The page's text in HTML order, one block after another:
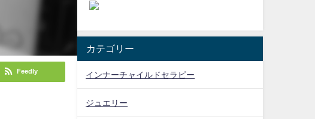
Feedly
カテゴリー
インナーチャイルドセラピー
ジュエリー